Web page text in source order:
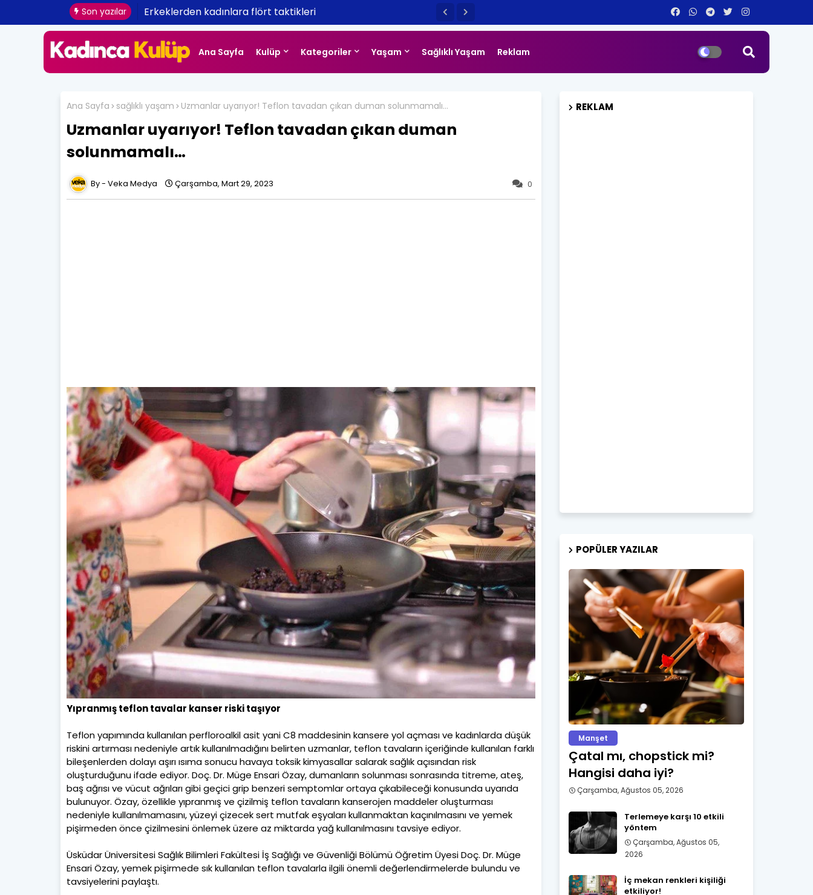
Son yazılar Erkeklerden kadınlara flört taktikleri
Ana Sayfa Kulüp Kategoriler Yaşam Sağlıklı Yaşam Reklam
Ana Sayfa sağlıklı yaşam Uzmanlar uyarıyor! Teflon tavadan çıkan duman solunmamalı…
Uzmanlar uyarıyor! Teflon tavadan çıkan duman
solunmamalı…
0
Veka Medya Çarşamba, Mart 29, 2023
Yıpranmış teflon tavalar kanser riski taşıyor
Teflon yapımında kullanılan perfloroalkil asit yani C8 maddesinin kansere yol açması ve kadınlarda düşük
riskini artırması nedeniyle artık kullanılmadığını belirten uzmanlar, teflon tavaların içeriğinde kullanılan farklı
bileşenlerden dolayı aşırı ısıma sonucu havaya toksik kimyasallar salarak sağlık açısından risk
oluşturduğunu ifade ediyor. Doç. Dr. Müge Ensari Özay, dumanların solunması sonrasında titreme, ateş,
baş ağrısı ve vücut ağrıları gibi geçici grip benzeri semptomlar ortaya çıkabileceği konusunda uyarıda
bulunuyor. Özay, özellikle yıpranmış ve çizilmiş teflon tavaların kanserojen maddeler oluşturması
nedeniyle kullanılmamasını, yüzeyi çizecek sert mutfak eşyaları kullanmaktan kaçınılmasını ve yemek
pişirmeden önce çizilmesini önlemek üzere az miktarda yağ kullanılmasını tavsiye ediyor.
Üsküdar Üniversitesi Sağlık Bilimleri Fakültesi İş Sağlığı ve Güvenliği Bölümü Öğretim Üyesi Doç. Dr. Müge
Ensari Özay, yemek pişirmede sık kullanılan teflon tavalarla ilgili önemli değerlendirmelerde bulundu ve
tavsiyelerini paylaştı.
REKLAM
POPÜLER YAZILAR
Manşet
Çatal mı, chopstick mi?
Hangisi daha iyi?
Çarşamba, Ağustos 05, 2026
Terlemeye karşı 10 etkili
yöntem
Çarşamba, Ağustos 05,
2026
İç mekan renkleri kişiliği
etkiliyor!